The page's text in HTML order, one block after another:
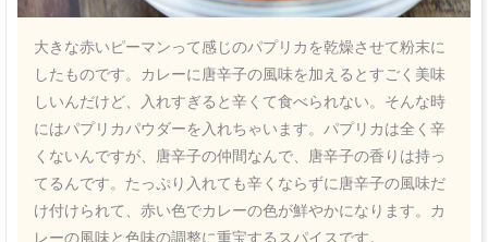
大きな赤いピーマンって感じのパプリカを乾燥させて粉末に
したものです。カレーに唐辛子の風味を加えるとすごく美味
しいんだけど、入れすぎると辛くて食べられない。そんな時
にはパプリカパウダーを入れちゃいます。パプリカは全く辛
くないんですが、唐辛子の仲間なんで、唐辛子の香りは持っ
てるんです。たっぷり入れても辛くならずに唐辛子の風味だ
け付けられて、赤い色でカレーの色が鮮やかになります。カ
レーの風味と色味の調整に重宝するスパイスです。